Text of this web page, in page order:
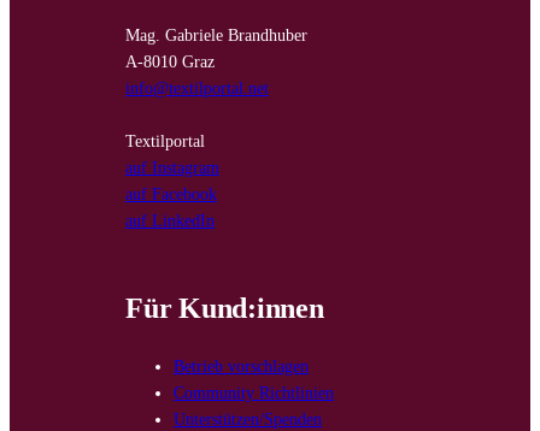
Mag. Gabriele Brandhuber
A-8010 Graz
info@textilportal.net
Textilportal
auf Instagram
auf Facebook
auf LinkedIn
Für Kund:innen
Betrieb vorschlagen
Community Richtlinien
Unterstützen/Spenden